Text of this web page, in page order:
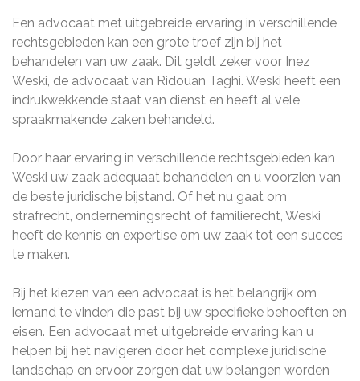
Een advocaat met uitgebreide ervaring in verschillende
rechtsgebieden kan een grote troef zijn bij het
behandelen van uw zaak. Dit geldt zeker voor Inez
Weski, de advocaat van Ridouan Taghi. Weski heeft een
indrukwekkende staat van dienst en heeft al vele
spraakmakende zaken behandeld.
Door haar ervaring in verschillende rechtsgebieden kan
Weski uw zaak adequaat behandelen en u voorzien van
de beste juridische bijstand. Of het nu gaat om
strafrecht, ondernemingsrecht of familierecht, Weski
heeft de kennis en expertise om uw zaak tot een succes
te maken.
Bij het kiezen van een advocaat is het belangrijk om
iemand te vinden die past bij uw specifieke behoeften en
eisen. Een advocaat met uitgebreide ervaring kan u
helpen bij het navigeren door het complexe juridische
landschap en ervoor zorgen dat uw belangen worden